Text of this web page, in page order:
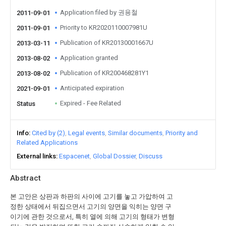
Abstract
본 고안은 상판과 하판의 사이에 고기를 놓고 가압하여 고
정한 상태에서 뒤집으면서 고기의 양면을 익히는 양면 구
이기에 관한 것으로서, 특히 열에 의해 고기의 형태가 변형
2011-09-01 Application filed by 권용철
2011-09-01 Priority to KR2020110007981U
2013-03-11 Publication of KR20130001667U
2013-08-02 Application granted
2013-08-02 Publication of KR200468281Y1
2021-09-01 Anticipated expiration
Status Expired - Fee Related
Info Cited by (2) Legal events Similar documents Priority and
Related Applications
External links Espacenet Global Dossier Discuss